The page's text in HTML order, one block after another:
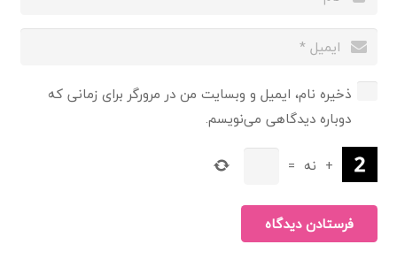
ذخیره نام، ایمیل و وبسایت من در مرورگر برای زمانی که
دوباره دیدگاهی می‌نویسم.
+ نه =
فرستادن دیدگاه